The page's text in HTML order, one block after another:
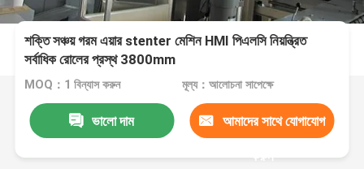
শক্তি সঞ্চয় গরম এয়ার stenter মেশিন HMI পিএলসি নিয়ন্ত্রিত
সর্বাধিক রোলের প্রস্থ 3800mm
MOQ：1 বিন্যাস করুন মূল্য：আলোচনা সাপেক্ষে
ভালো দাম আমাদের সাথে যোগাযোগ
করুন